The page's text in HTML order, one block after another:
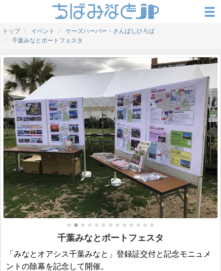
トップ イベント
ケーズハーバー・さんばしひろば
千葉みなとポートフェスタ
千葉みなとポートフェスタ
「みなとオアシス千葉みなと」登録証交付と記念モニュメ
ントの除幕を記念して開催。